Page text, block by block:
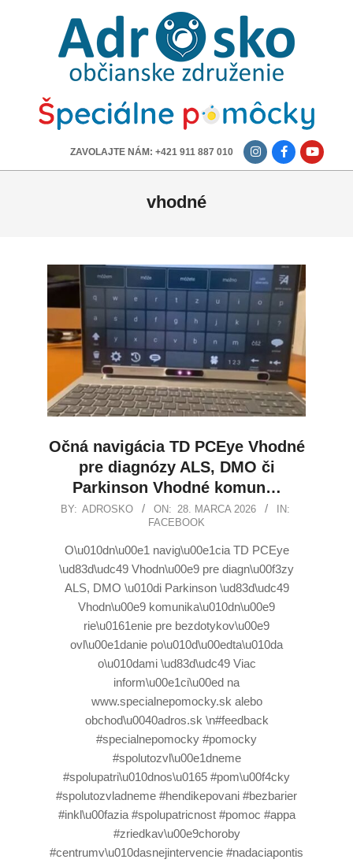
ADROSKO
OBČIANSKE
ZDRUŽENIE
ZAVOLAJTE NÁM: +421 911 887 010
vhodné
Očná navigácia TD PCEye Vhodné
pre diagnózy ALS, DMO či
Parkinson Vhodné komun…
BY: ADROSKO ON: 28. MARCA 2026
IN:
FACEBOOK
O\u010dn\u00e1 navig\u00e1cia TD PCEye
\ud83d\udc49 Vhodn\u00e9 pre diagn\u00f3zy
ALS, DMO \u010di Parkinson \ud83d\udc49
Vhodn\u00e9 komunika\u010dn\u00e9
rie\u0161enie pre bezdotykov\u00e9
ovl\u00e1danie po\u010d\u00edta\u010da
o\u010dami \ud83d\udc49 Viac
inform\u00e1ci\u00ed na
www.specialnepomocky.sk alebo
obchod\u0040adros.sk \n#feedback
#specialnepomocky #pomocky
#spolutozvl\u00e1dneme
#spolupatri\u010dnos\u0165 #pom\u00f4cky
#spolutozvladneme #hendikepovani #bezbarier
#inkl\u00fazia #spolupatricnost #pomoc #appa
#zriedkav\u00e9choroby
#centrumv\u010dasnejintervencie #nadaciapontis